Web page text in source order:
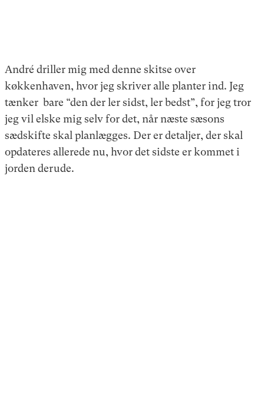
André driller mig med denne skitse over
køkkenhaven, hvor jeg skriver alle planter ind. Jeg
tænker bare “den der ler sidst, ler bedst”, for jeg tror
jeg vil elske mig selv for det, når næste sæsons
sædskifte skal planlægges. Der er detaljer, der skal
opdateres allerede nu, hvor det sidste er kommet i
jorden derude.